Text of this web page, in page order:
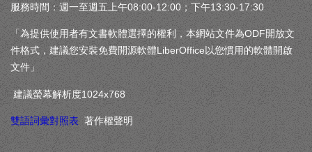
服務時間：週一至週五上午08:00-12:00；下午13:30-17:30
「為提供使用者有文書軟體選擇的權利，本網站文件為ODF開放文
件格式，建議您安裝免費開源軟體LiberOffice以您慣用的軟體開啟
文件」
建議螢幕解析度1024x768
雙語詞彙對照表 著作權聲明